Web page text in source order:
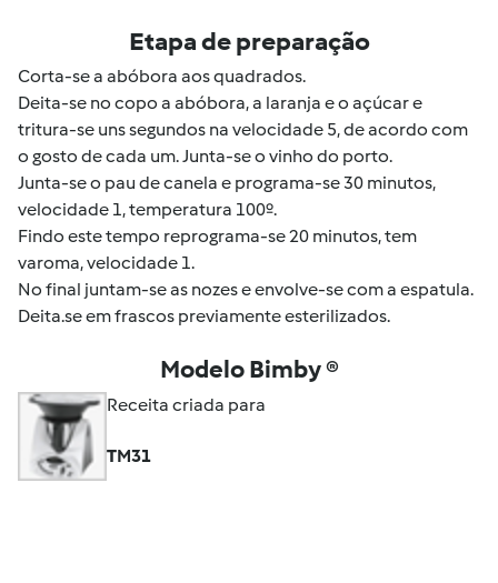
Etapa de preparação
Corta-se a abóbora aos quadrados.
Deita-se no copo a abóbora, a laranja e o açúcar e
tritura-se uns segundos na velocidade 5, de acordo com
o gosto de cada um. Junta-se o vinho do porto.
Junta-se o pau de canela e programa-se 30 minutos,
velocidade 1, temperatura 100º.
Findo este tempo reprograma-se 20 minutos, tem
varoma, velocidade 1.
No final juntam-se as nozes e envolve-se com a espatula.
Deita.se em frascos previamente esterilizados.
Modelo Bimby ®
Receita criada para
TM31